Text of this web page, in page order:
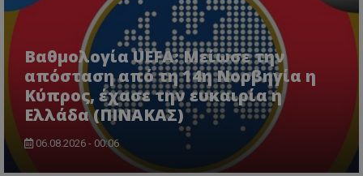
Βαθμολογία UEFA: Μείωσε την
απόσταση από τη 14η Νορβηγία η
Κύπρος, έχασε την ευκαιρία η
Ελλάδα (ΠΙΝΑΚΑΣ)
06.08.2026 - 00:06